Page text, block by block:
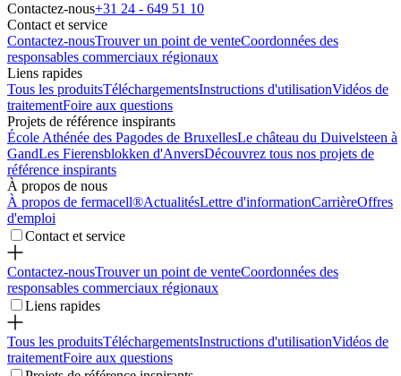
Contactez-nous+31 24 - 649 51 10
Contact et service
Contactez-nousTrouver un point de venteCoordonnées des
responsables commerciaux régionaux
Liens rapides
Tous les produitsTéléchargementsInstructions d'utilisationVidéos de
traitementFoire aux questions
Projets de référence inspirants
École Athénée des Pagodes de BruxellesLe château du Duivelsteen à
GandLes Fierensblokken d'AnversDécouvrez tous nos projets de
référence inspirants
À propos de nous
À propos de fermacell®ActualitésLettre d'informationCarrièreOffres
d'emploi
Contact et service
Contactez-nousTrouver un point de venteCoordonnées des
responsables commerciaux régionaux
Liens rapides
Tous les produitsTéléchargementsInstructions d'utilisationVidéos de
traitementFoire aux questions